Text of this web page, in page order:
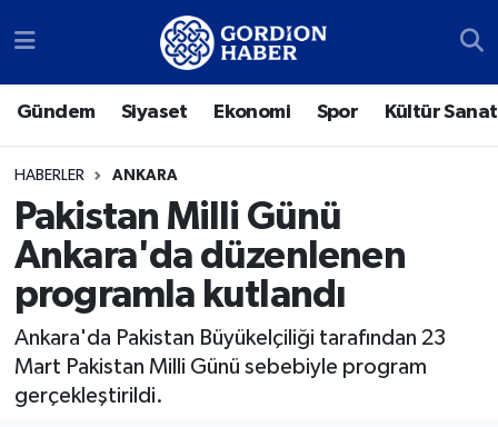
Gündem Siyaset Ekonomi Spor Kültür Sanat
HABERLER ANKARA
Pakistan Milli Günü
Ankara'da düzenlenen
programla kutlandı
Ankara'da Pakistan Büyükelçiliği tarafından 23
Mart Pakistan Milli Günü sebebiyle program
gerçekleştirildi.
Sosyal Medya Hesaplarımız
Siyaset
Ekonomi
Spor
Kültür Sanat
Ankara Nöbetçi Eczaneler
Ankara Trafik Yoğunluk Haritası
Süper Lig Puan Durumu ve Fikstür
Tüm Manşetler
Son Dakika Haberleri